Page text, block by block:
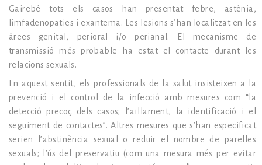
Gairebé tots els casos han presentat febre, astènia,
limfadenopaties i exantema. Les lesions s’han localitzat en les
àrees genital, perioral i/o perianal. El mecanisme de
transmissió més probable ha estat el contacte durant les
relacions sexuals.
En aquest sentit, els professionals de la salut insisteixen a la
prevenció i el control de la infecció amb mesures com “la
detecció precoç dels casos; l’aïllament, la identificació i el
seguiment de contactes”. Altres mesures que s’han especificat
serien l’abstinència sexual o reduir el nombre de parelles
sexuals; l’ús del preservatiu (com una mesura més per evitar